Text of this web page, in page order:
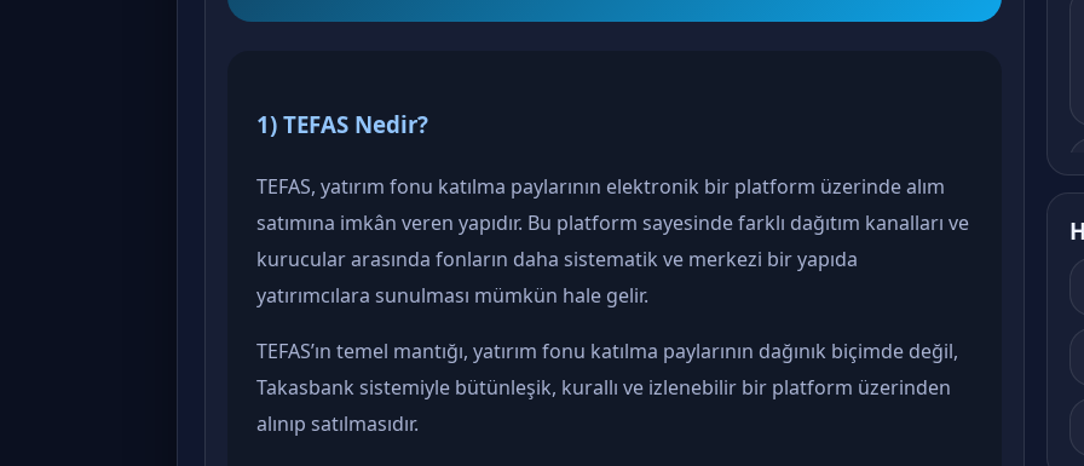
1) TEFAS Nedir?
TEFAS, yatırım fonu katılma paylarının elektronik bir platform üzerinde alım
satımına imkân veren yapıdır. Bu platform sayesinde farklı dağıtım kanalları ve
kurucular arasında fonların daha sistematik ve merkezi bir yapıda
yatırımcılara sunulması mümkün hale gelir.
TEFAS’ın temel mantığı, yatırım fonu katılma paylarının dağınık biçimde değil,
Takasbank sistemiyle bütünleşik, kurallı ve izlenebilir bir platform üzerinden
alınıp satılmasıdır.